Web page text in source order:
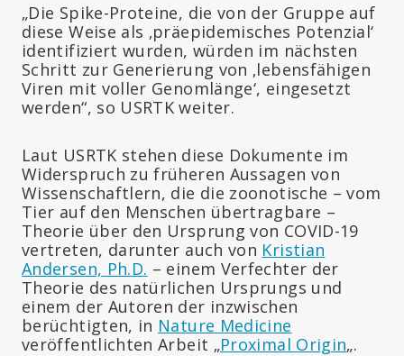
„Die Spike-Proteine, die von der Gruppe auf
diese Weise als ‚präepidemisches Potenzial‘
identifiziert wurden, würden im nächsten
Schritt zur Generierung von ‚lebensfähigen
Viren mit voller Genomlänge‘, eingesetzt
werden“, so USRTK weiter.
Laut USRTK stehen diese Dokumente im
Widerspruch zu früheren Aussagen von
Wissenschaftlern, die die zoonotische – vom
Tier auf den Menschen übertragbare –
Theorie über den Ursprung von COVID-19
vertreten, darunter auch von Kristian
Andersen, Ph.D. – einem Verfechter der
Theorie des natürlichen Ursprungs und
einem der Autoren der inzwischen
berüchtigten, in Nature Medicine
veröffentlichten Arbeit „Proximal Origin„.